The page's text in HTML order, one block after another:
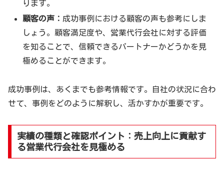
ります。
顧客の声： 成功事例における顧客の声も参考にしま
しょう。顧客満足度や、営業代行会社に対する評価
を知ることで、信頼できるパートナーかどうかを見
極めることができます。
成功事例は、あくまでも参考情報です。自社の状況に合わ
せて、事例をどのように解釈し、活かすかが重要です。
実績の種類と確認ポイント：売上向上に貢献す
る営業代行会社を見極める